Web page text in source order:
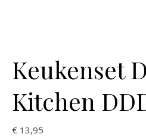
Keukenset
Kitchen
€ 13,95